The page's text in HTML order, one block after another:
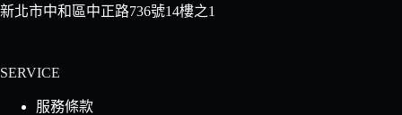
新北市中和區中正路736號14樓之1
SERVICE
服務條款